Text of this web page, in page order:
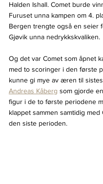
Halden Ishall. Comet burde
Furuset unna kampen om 4.
Bergen trengte også en seier
Gjøvik unna nedrykkskvaliken.
Og det var Comet som åpnet
med to scoringer i den første
kunne gi mye av æren til
Andreas Kåberg som gjorde
figur i de to første periodene
klappet sammen samtidig med
den siste perioden.